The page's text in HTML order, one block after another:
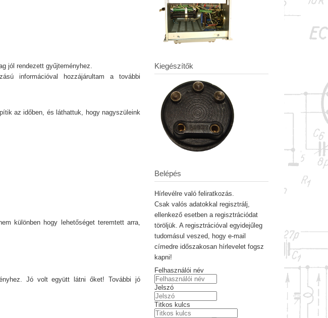
jól rendezett gyűjteményhez.
információval hozzájárultam a további
az időben, és láthattuk, hogy nagyszüleink
különben hogy lehetőséget teremtett arra,
Jó volt együtt látni őket! További jó
Kiegészítők
Belépés
Hírlevélre való feliratkozás.
Csak valós adatokkal regisztrálj,
ellenkező esetben a regisztrációdat
töröljük. A regisztrációval egyidejűleg
tudomásul veszed, hogy e-mail
címedre időszakosan hírlevelet fogsz
kapni!
Felhasználói név
Jelszó
Titkos kulcs